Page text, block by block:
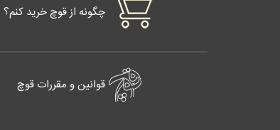
چگونه از قوچ خرید کنم؟
قوانین و مقررات قوچ